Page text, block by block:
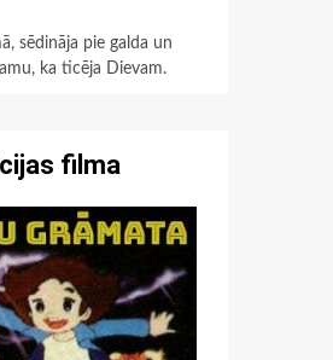
sēdināja pie galda un
ka ticēja Dievam.
filma